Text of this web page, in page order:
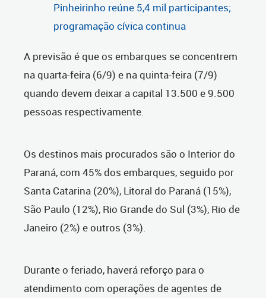
Pinheirinho reúne 5,4 mil participantes;
programação cívica continua
A previsão é que os embarques se concentrem
na quarta-feira (6/9) e na quinta-feira (7/9)
quando devem deixar a capital 13.500 e 9.500
pessoas respectivamente.
Os destinos mais procurados são o Interior do
Paraná, com 45% dos embarques, seguido por
Santa Catarina (20%), Litoral do Paraná (15%),
São Paulo (12%), Rio Grande do Sul (3%), Rio de
Janeiro (2%) e outros (3%).
Durante o feriado, haverá reforço para o
atendimento com operações de agentes de